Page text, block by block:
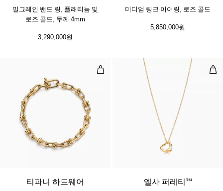
밀그레인 밴드 링, 플래티늄 및
로즈 골드, 두께 4mm
3,290,000원
미디엄 링크 이어링, 로즈 골드
5,850,000원
스몰 링크 브레이슬릿, 옐로우 골드
2 소재
티파니 하드웨어
오
엘사 퍼레티™